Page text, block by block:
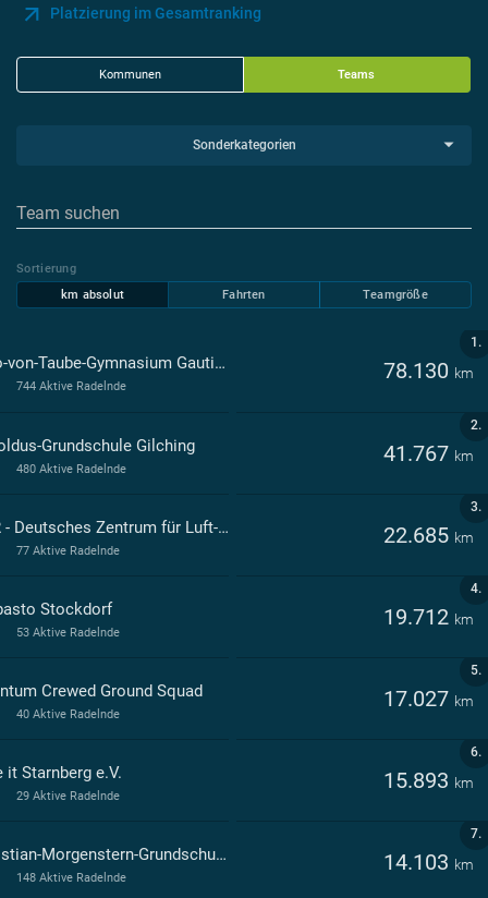
Platzierung im Gesamtranking
Kommunen Teams
Sonderkategorien
Sortierung
km absolut
Fahrten Teamgröße
1.
Otto-von-Taube-Gymnasium Gauting 78.130 km
744 Aktive Radelnde
2.
Grundschule Gilching 41.767 km
480 Aktive Radelnde
3.
DLR - Deutsches Zentrum für Luft- und Raumfahrt 22.685 km
77 Aktive Radelnde
4.
Stockdorf 19.712 km
53 Aktive Radelnde
5.
Crewed Ground Squad 17.027 km
40 Aktive Radelnde
6.
it Starnberg e.V. 15.893 km
29 Aktive Radelnde
7.
Christian-Morgenstern-Grundschule Herrsching a.Ammersee 14.103 km
148 Aktive Radelnde